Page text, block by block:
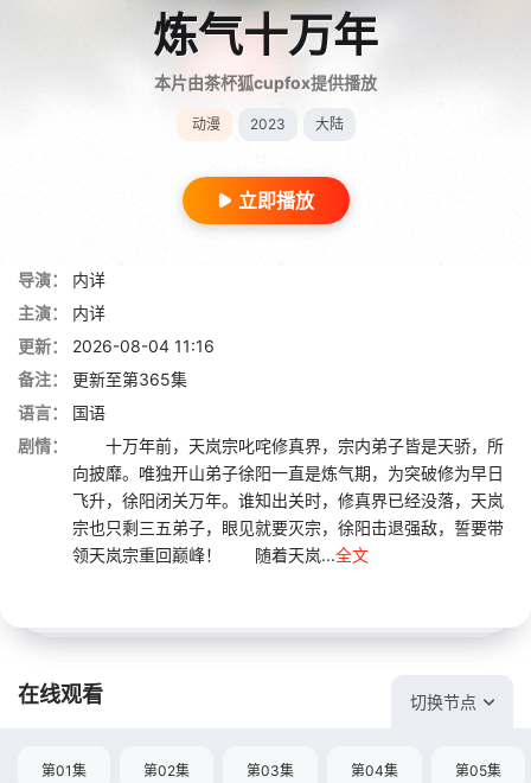
炼气十万年
本片由茶杯狐cupfox提供播放
动漫 2023 大陆
立即播放
导演：
内详
主演：
内详
更新：
2026-08-04 11:16
备注：
更新至第365集
语言：
国语
剧情：
十万年前，天岚宗叱咤修真界，宗内弟子皆是天骄，所
向披靡。唯独开山弟子徐阳一直是炼气期，为突破修为早日
飞升，徐阳闭关万年。谁知出关时，修真界已经没落，天岚
宗也只剩三五弟子，眼见就要灭宗，徐阳击退强敌，誓要带
领天岚宗重回巅峰！ 随着天岚...全文
在线观看 切换节点
第01集 第02集 第03集 第04集 第05集